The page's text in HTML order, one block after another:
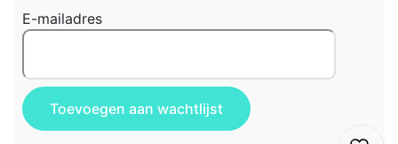
E-mailadres